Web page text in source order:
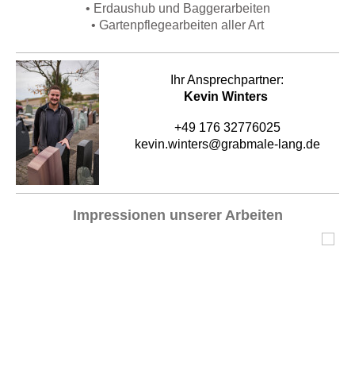
• Erdaushub und Baggerarbeiten
• Gartenpflegearbeiten aller Art
Ihr Ansprechpartner:
Kevin Winters
+49 176 32776025
kevin.winters@grabmale-lang.de
Impressionen unserer Arbeiten